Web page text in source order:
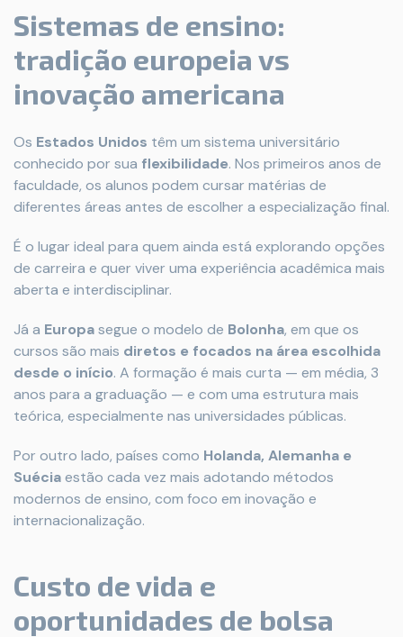
Sistemas de ensino:
tradição europeia vs
inovação americana
Os Estados Unidos têm um sistema universitário
conhecido por sua flexibilidade. Nos primeiros anos de
faculdade, os alunos podem cursar matérias de
diferentes áreas antes de escolher a especialização final.
É o lugar ideal para quem ainda está explorando opções
de carreira e quer viver uma experiência acadêmica mais
aberta e interdisciplinar.
Já a Europasegue o modelo de Bolonha, em que os
cursos são mais diretos e focados na área escolhida
desde o início. A formação é mais curta — em média, 3
anos para a graduação — e com uma estrutura mais
teórica, especialmente nas universidades públicas.
Por outro lado, países como Holanda, Alemanha e
Suéciaestão cada vez mais adotando métodos
modernos de ensino, com foco em inovação e
internacionalização.
Custo de vida e
oportunidades de bolsa